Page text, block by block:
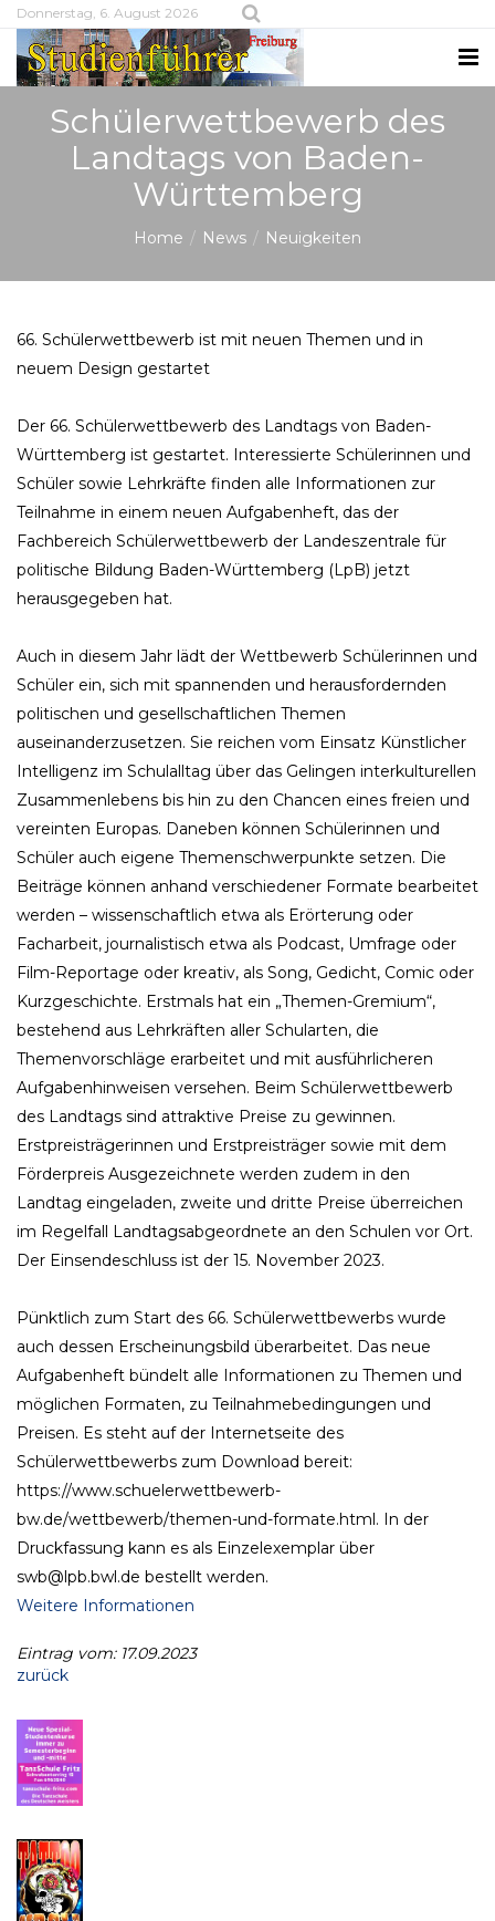
Donnerstag, 6. August 2026
Schülerwettbewerb des
Landtags von Baden-
Württemberg
Home News Neuigkeiten
66. Schülerwettbewerb ist mit neuen Themen und in
neuem Design gestartet
Der 66. Schülerwettbewerb des Landtags von Baden-
Württemberg ist gestartet. Interessierte Schülerinnen und
Schüler sowie Lehrkräfte finden alle Informationen zur
Teilnahme in einem neuen Aufgabenheft, das der
Fachbereich Schülerwettbewerb der Landeszentrale für
politische Bildung Baden-Württemberg (LpB) jetzt
herausgegeben hat.
Auch in diesem Jahr lädt der Wettbewerb Schülerinnen und
Schüler ein, sich mit spannenden und herausfordernden
politischen und gesellschaftlichen Themen
auseinanderzusetzen. Sie reichen vom Einsatz Künstlicher
Intelligenz im Schulalltag über das Gelingen interkulturellen
Zusammenlebens bis hin zu den Chancen eines freien und
vereinten Europas. Daneben können Schülerinnen und
Schüler auch eigene Themenschwerpunkte setzen. Die
Beiträge können anhand verschiedener Formate bearbeitet
werden – wissenschaftlich etwa als Erörterung oder
Facharbeit, journalistisch etwa als Podcast, Umfrage oder
Film-Reportage oder kreativ, als Song, Gedicht, Comic oder
Kurzgeschichte. Erstmals hat ein „Themen-Gremium“,
bestehend aus Lehrkräften aller Schularten, die
Themenvorschläge erarbeitet und mit ausführlicheren
Aufgabenhinweisen versehen. Beim Schülerwettbewerb
des Landtags sind attraktive Preise zu gewinnen.
Erstpreisträgerinnen und Erstpreisträger sowie mit dem
Förderpreis Ausgezeichnete werden zudem in den
Landtag eingeladen, zweite und dritte Preise überreichen
im Regelfall Landtagsabgeordnete an den Schulen vor Ort.
Der Einsendeschluss ist der 15. November 2023.
Pünktlich zum Start des 66. Schülerwettbewerbs wurde
auch dessen Erscheinungsbild überarbeitet. Das neue
Aufgabenheft bündelt alle Informationen zu Themen und
möglichen Formaten, zu Teilnahmebedingungen und
Preisen. Es steht auf der Internetseite des
Schülerwettbewerbs zum Download bereit:
https://www.schuelerwettbewerb-
bw.de/wettbewerb/themen-und-formate.html. In der
Druckfassung kann es als Einzelexemplar über
swb@lpb.bwl.de bestellt werden.
Weitere Informationen
Eintrag vom: 17.09.2023
zurück